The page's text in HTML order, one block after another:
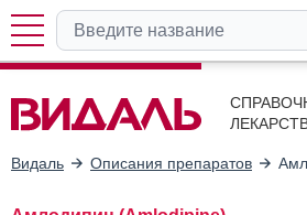
Видаль Описания препаратов